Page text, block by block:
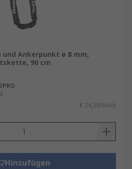
Ankerpunkt ø 8 mm,
90 cm
€ 24,29/Stück
Hinzufügen